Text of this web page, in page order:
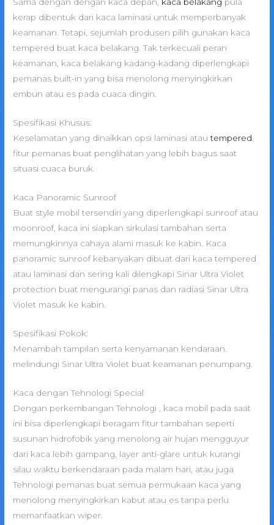
Sama dengan dengan kaca depan, kaca belakang pula
kerap dibentuk dari kaca laminasi untuk memperbanyak
keamanan. Tetapi, sejumlah produsen pilih gunakan kaca
tempered buat kaca belakang. Tak terkecuali peran
keamanan, kaca belakang kadang-kadang diperlengkapi
pemanas built-in yang bisa menolong menyingkirkan
embun atau es pada cuaca dingin.
Spesifikasi Khusus:
Keselamatan yang dinaikkan opsi laminasi atautempered.
fitur pemanas buat penglihatan yang lebih bagus saat
situasi cuaca buruk.
Kaca Panoramic Sunroof
Buat style mobil tersendiri yang diperlengkapi sunroof atau
moonroof, kaca ini siapkan sirkulasi tambahan serta
memungkinnya cahaya alami masuk ke kabin. Kaca
panoramic sunroof kebanyakan dibuat dari kaca tempered
atau laminasi dan sering kali dilengkapi Sinar Ultra Violet
protection buat mengurangi panas dan radiasi Sinar Ultra
Violet masuk ke kabin.
Spesifikasi Pokok:
Menambah tampilan serta kenyamanan kendaraan.
melindungi Sinar Ultra Violet buat keamanan penumpang.
Kaca dengan Tehnologi Special
Dengan perkembangan Tehnologi , kaca mobil pada saat
ini bisa diperlengkapi beragam fitur tambahan seperti
susunan hidrofobik yang menolong air hujan mengguyur
dari kaca lebih gampang, layer anti-glare untuk kurangi
silau waktu berkendaraan pada malam hari, atau juga
Tehnologi pemanas buat semua permukaan kaca yang
menolong menyingkirkan kabut atau es tanpa perlu
memanfaatkan wiper.